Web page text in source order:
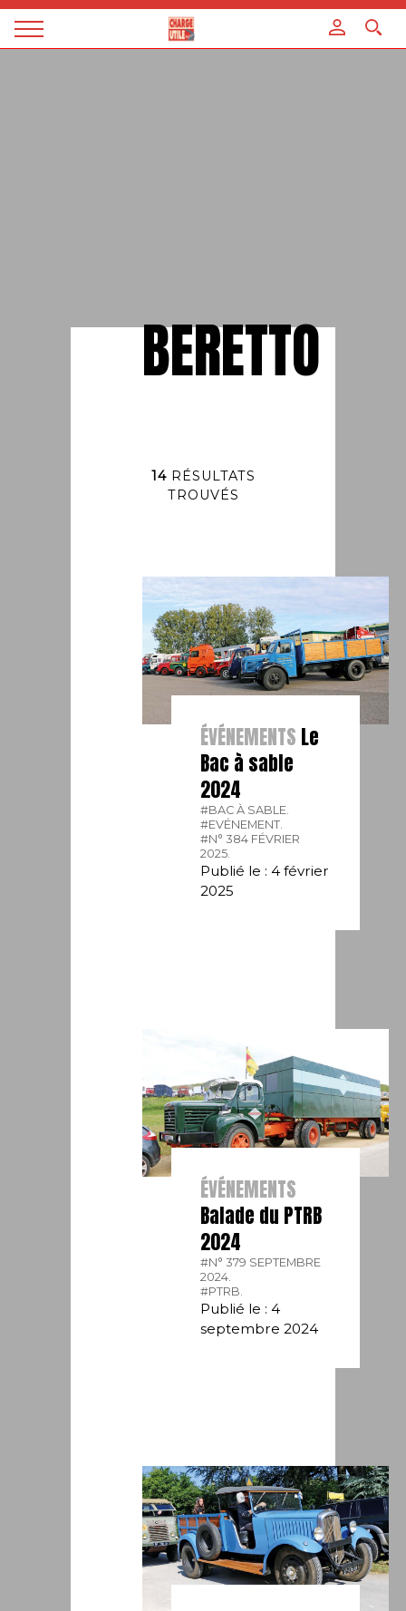
Magazine
BERETTO
14RÉSULTATS
TROUVÉS
ÉVÉNEMENTS Le
Bac à sable
2024
#BAC À SABLE.
#EVÉNEMENT.
#N° 384 FÉVRIER
2025.
Publié le : 4 février
2025
ÉVÉNEMENTS
Balade du PTRB
2024
#N° 379 SEPTEMBRE
2024.
#PTRB.
Publié le : 4
septembre 2024
Panneau de gestion des cookies